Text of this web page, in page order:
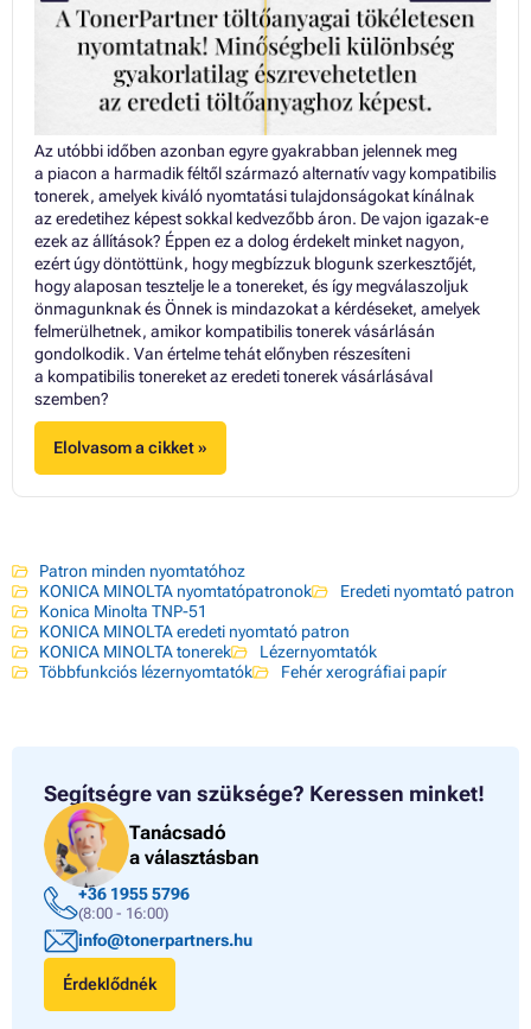
Az utóbbi időben azonban egyre gyakrabban jelennek meg
a piacon a harmadik féltől származó alternatív vagy kompatibilis
tonerek, amelyek kiváló nyomtatási tulajdonságokat kínálnak
az eredetihez képest sokkal kedvezőbb áron. De vajon igazak-e
ezek az állítások? Éppen ez a dolog érdekelt minket nagyon,
ezért úgy döntöttünk, hogy megbízzuk blogunk szerkesztőjét,
hogy alaposan tesztelje le a tonereket, és így megválaszoljuk
önmagunknak és Önnek is mindazokat a kérdéseket, amelyek
felmerülhetnek, amikor kompatibilis tonerek vásárlásán
gondolkodik. Van értelme tehát előnyben részesíteni
a kompatibilis tonereket az eredeti tonerek vásárlásával
szemben?
Elolvasom a cikket »
Patron minden nyomtatóhoz
KONICA MINOLTA nyomtatópatronok
Eredeti nyomtató patron
Konica Minolta TNP-51
KONICA MINOLTA eredeti nyomtató patron
KONICA MINOLTA tonerek
Lézernyomtatók
Többfunkciós lézernyomtatók
Fehér xerográfiai papír
Segítségre van szüksége? Keressen minket!
Tanácsadó
a választásban
+36 1955 5796
(8:00 - 16:00)
info@tonerpartners.hu
Érdeklődnék